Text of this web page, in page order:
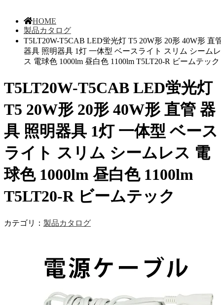
HOME
製品カタログ
T5LT20W-T5CAB LED蛍光灯 T5 20W形 20形 40W形 直
器具 照明器具 1灯 一体型 ベースライト スリム シームレ
ス 電球色 1000lm 昼白色 1100lm T5LT20-R ビームテック
T5LT20W-T5CAB LED蛍光灯
T5 20W形 20形 40W形 直管 器
具 照明器具 1灯 一体型 ベース
ライト スリム シームレス 電
球色 1000lm 昼白色 1100lm
T5LT20-R ビームテック
カテゴリ： 製品カタログ